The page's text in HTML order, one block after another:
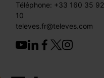
Téléphone: +33 160 35 92
10
televes.fr@televes.com